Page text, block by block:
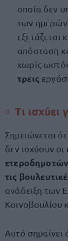
οποία δεν
των ημερών
εξετάζεται
απόσταση
χωρίς
τρεις
Τι ισχύει
Σημειώνεται
δεν ισχύουν οι
τις
ανάδειξη των
Κοινοβουλίου
Αυτό σημαίνει